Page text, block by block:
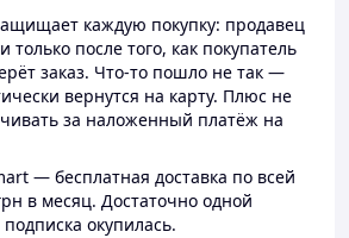
каждую покупку: продавец
только после того, как покупатель
заказ. Что-то пошло не так —
вернутся на карту. Плюс не
за наложенный платёж на
— бесплатная доставка по всей
в месяц. Достаточно одной
окупилась.